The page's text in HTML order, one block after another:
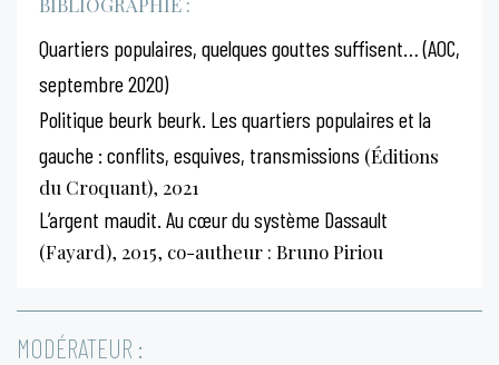
Quartiers populaires, quelques gouttes suffisent… (AOC,
septembre 2020)
Politique beurk beurk. Les quartiers populaires et la
gauche : conflits, esquives, transmissions (Éditions
du Croquant), 2021
L’argent maudit. Au cœur du système Dassault
(Fayard), 2015, co-autheur : Bruno Piriou
MODÉRATEUR :